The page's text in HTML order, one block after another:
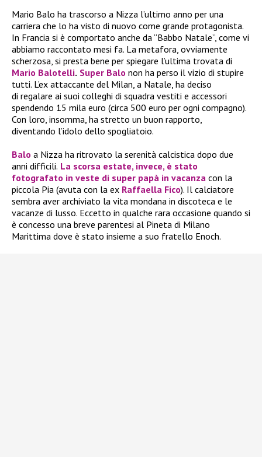
Mario Balo ha trascorso a Nizza l’ultimo anno per una
carriera che lo ha visto di nuovo come grande protagonista.
In Francia si è comportato anche da “Babbo Natale”, come vi
abbiamo raccontato mesi fa. La metafora, ovviamente
scherzosa, si presta bene per spiegare l’ultima trovata di
Mario Balotelli. Super Balo non ha perso il vizio di stupire
tutti. L’ex attaccante del Milan, a Natale, ha deciso
di regalare ai suoi colleghi di squadra vestiti e accessori
spendendo 15 mila euro (circa 500 euro per ogni compagno).
Con loro, insomma, ha stretto un buon rapporto,
diventando l’idolo dello spogliatoio.
Balo a Nizza ha ritrovato la serenità calcistica dopo due
anni difficili. La scorsa estate, invece, è stato
fotografato in veste di super papà in vacanza con la
piccola Pia (avuta con la ex Raffaella Fico). Il calciatore
sembra aver archiviato la vita mondana in discoteca e le
vacanze di lusso. Eccetto in qualche rara occasione quando si
è concesso una breve parentesi al Pineta di Milano
Marittima dove è stato insieme a suo fratello Enoch.